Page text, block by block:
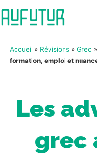
Accueil » Révisions » Grec »
formation, emploi et
Les
grec